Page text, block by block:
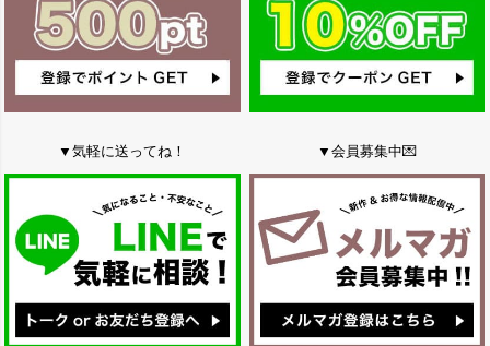
▼気軽に送ってね！ ▼会員募集中💌